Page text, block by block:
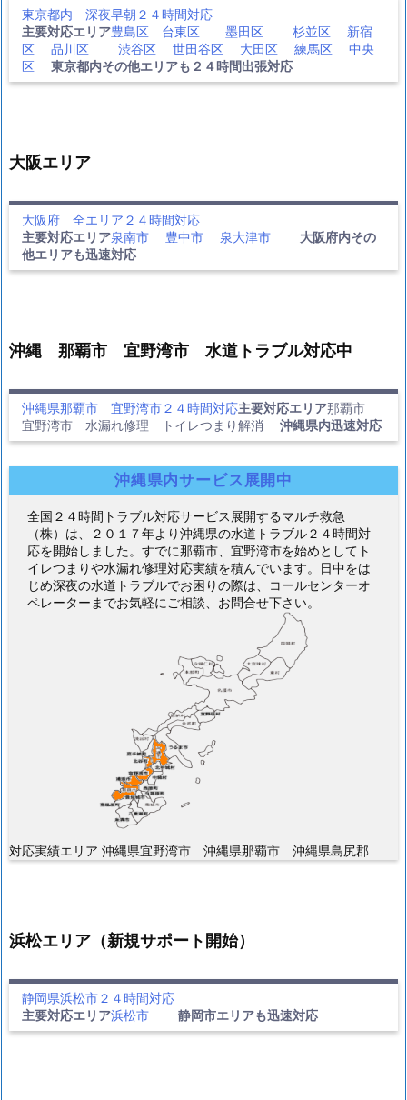
東京都内 深夜早朝２４時間対応
主要対応エリア豊島区 台東区 墨田区 杉並区
新宿
区
品川区 渋谷区 世田谷区 大田区 練馬区
中央
区
東京都内その他エリアも２４時間出張対応
大阪エリア
大阪府 全エリア２４時間対応
主要対応エリア泉南市 豊中市 泉大津市
大阪府内その
他エリアも迅速対応
沖縄 那覇市 宜野湾市 水道トラブル対応中
沖縄県那覇市 宜野湾市２４時間対応主要対応エリア那覇市
宜野湾市 水漏れ修理 トイレつまり解消 沖縄県内迅速対応
沖縄県内サービス展開中
全国２４時間トラブル対応サービス展開するマルチ救急
（株）は、２０１７年より沖縄県の水道トラブル２４時間対
応を開始しました。すでに那覇市、宜野湾市を始めとしてト
イレつまりや水漏れ修理対応実績を積んでいます。日中をは
じめ深夜の水道トラブルでお困りの際は、コールセンターオ
ペレーターまでお気軽にご相談、お問合せ下さい。
対応実績エリア 沖縄県宜野湾市 沖縄県那覇市 沖縄県島尻郡
浜松エリア（新規サポート開始）
静岡県浜松市２４時間対応
主要対応エリア浜松市 静岡市エリアも迅速対応